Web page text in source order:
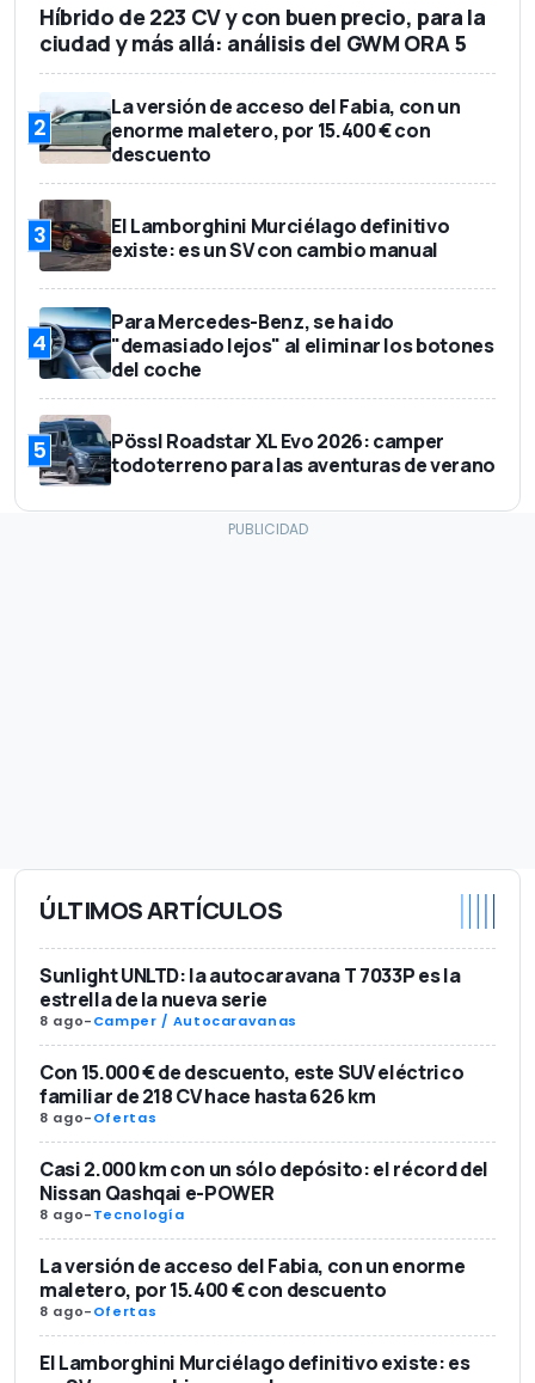
Híbrido de 223 CV y con buen precio, para la
ciudad y más allá: análisis del GWM ORA 5
2
La versión de acceso del Fabia, con un
enorme maletero, por 15.400 € con
descuento
3
El Lamborghini Murciélago definitivo
existe: es un SV con cambio manual
4
Para Mercedes-Benz, se ha ido
"demasiado lejos" al eliminar los botones
del coche
5
Pössl Roadstar XL Evo 2026: camper
todoterreno para las aventuras de verano
ÚLTIMOS ARTÍCULOS
Sunlight UNLTD: la autocaravana T 7033P es la
estrella de la nueva serie
8 ago-Camper / Autocaravanas
Con 15.000 € de descuento, este SUV eléctrico
familiar de 218 CV hace hasta 626 km
8 ago-Ofertas
Casi 2.000 km con un sólo depósito: el récord del
Nissan Qashqai e-POWER
8 ago-Tecnología
La versión de acceso del Fabia, con un enorme
maletero, por 15.400 € con descuento
8 ago-Ofertas
El Lamborghini Murciélago definitivo existe: es